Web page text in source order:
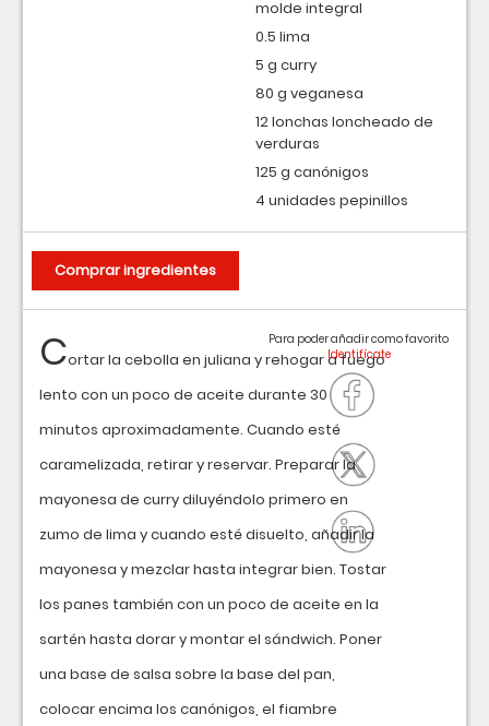
Cortar la cebolla en juliana y rehogar a fuego
lento con un poco de aceite durante 30
minutos aproximadamente. Cuando esté
caramelizada, retirar y reservar. Preparar la
mayonesa de curry diluyéndolo primero en
zumo de lima y cuando esté disuelto, añadir la
mayonesa y mezclar hasta integrar bien. Tostar
los panes también con un poco de aceite en la
sartén hasta dorar y montar el sándwich. Poner
una base de salsa sobre la base del pan,
colocar encima los canónigos, el fiambre
Para poder añadir como favorito
molde integral
0.5 lima
5 g curry
80 g veganesa
12 lonchas loncheado de
verduras
125 g canónigos
4 unidades pepinillos
Comprar ingredientes